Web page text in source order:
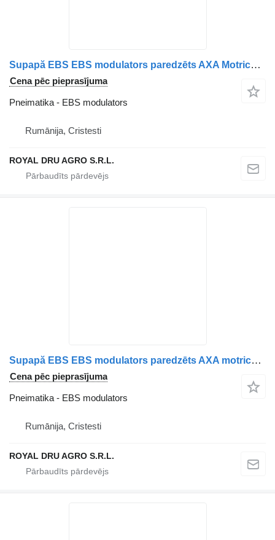
Supapă EBS EBS modulators paredzēts AXA Motrică Scania – Piese de Schimb Originale kravas automašīnas
Cena pēc pieprasījuma
Pneimatika - EBS modulators
Rumānija, Cristesti
ROYAL DRU AGRO S.R.L.
Supapă EBS EBS modulators paredzēts AXA motrică Scania 1891378/1881418/1857013/1773677/1773680/1802596/1879280/1442936/1879281/1497202/1754940/1754941 kravas automašīnas
Cena pēc pieprasījuma
Pneimatika - EBS modulators
Rumānija, Cristesti
ROYAL DRU AGRO S.R.L.